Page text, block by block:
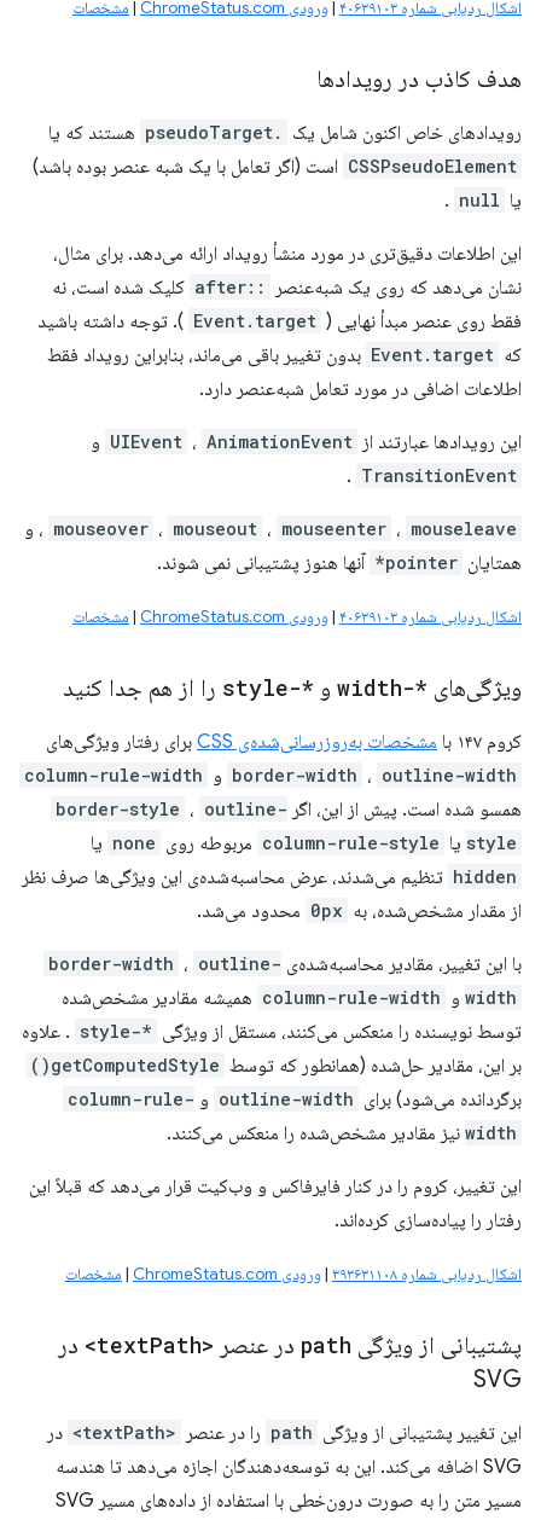
اشکال ردیابی شماره ۴۰۶۳۹۱۰۳ |ورودی ChromeStatus.com | مشخصات
هدف کاذب در رویدادها
رویدادهای خاص اکنون شامل یک .pseudoTarget هستند که یا
CSSPseudoElement است (اگر تعامل با یک شبه عنصر بوده باشد)
یا null
.
این اطلاعات دقیق‌تری در مورد منشأ رویداد ارائه می‌دهد. برای مثال،
نشان می‌دهد که روی یک شبه‌عنصر
::after
کلیک شده است، نه
فقط روی عنصر مبدأ نهایی ( Event.target ). توجه داشته باشید
که Event.target بدون تغییر باقی می‌ماند، بنابراین رویداد فقط
اطلاعات اضافی در مورد تعامل شبه‌عنصر دارد.
این رویدادها عبارتند از UIEvent ، AnimationEvent و
TransitionEvent
.
mouseover ، mouseout ، mouseenter ، mouseleave
، و
همتایان pointer* آنها هنوز پشتیبانی نمی شوند.
اشکال ردیابی شماره ۴۰۶۳۹۱۰۳ |ورودی ChromeStatus.com | مشخصات
ویژگی‌های *-width و *-style را از هم جدا کنید
کروم ۱۴۷ با مشخصات به‌روزرسانی‌شده‌ی CSS برای رفتار ویژگی‌های
border-width ، outline-width و column-rule-width
همسو شده است. پیش از این، اگر border-style ، outline-
style یا column-rule-style مربوطه روی none یا
hidden تنظیم می‌شدند، عرض محاسبه‌شده‌ی این ویژگی‌ها صرف نظر
از مقدار مشخص‌شده، به 0px محدود می‌شد.
با این تغییر، مقادیر محاسبه‌شده‌ی border-width ، outline-
width و column-rule-width همیشه مقادیر مشخص‌شده
توسط نویسنده را منعکس می‌کنند، مستقل از ویژگی *-style
. علاوه
بر این، مقادیر حل‌شده (همانطور که توسط getComputedStyle()
برگردانده می‌شود) برای outline-width و column-rule-
width نیز مقادیر مشخص‌شده را منعکس می‌کنند.
این تغییر، کروم را در کنار فایرفاکس و وب‌کیت قرار می‌دهد که قبلاً این
رفتار را پیاده‌سازی کرده‌اند.
اشکال ردیابی شماره ۳۹۳۶۳۱۱۰۸ |ورودی ChromeStatus.com | مشخصات
پشتیبانی از ویژگی path در عنصر <text
Path>
در
SVG
این تغییر پشتیبانی از ویژگی path را در عنصر <textPath>
در
SVG اضافه می‌کند. این به توسعه‌دهندگان اجازه می‌دهد تا هندسه
مسیر متن را به صورت درون‌خطی با استفاده از داده‌های مسیر SVG